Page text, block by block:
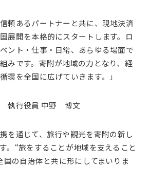
頼あるパートナーと共に、現地決済
展開を本格的にスタートします。ロ
ント・仕事・日常、あらゆる場面で
みです。寄附が地域の力となり、経
環を全国に広げていきます。」
執行役員 中野 博文
を通じて、旅行や観光を寄附の新し
。“旅をすることが地域を支えること
国の自治体と共に形にしてまいりま